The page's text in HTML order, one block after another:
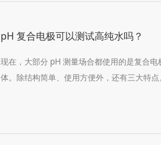
pH 复合电极可以测试高纯水吗？
现在，大部分 pH 测量场合都使用的是复合
体。除结构简单、使用方便外，还有三大特点。